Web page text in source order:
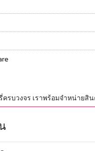
วงจร เราพร้อมจำหน่ายสิ